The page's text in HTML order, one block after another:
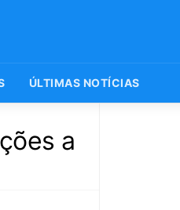
ÚLTIMAS NOTÍCIAS
a